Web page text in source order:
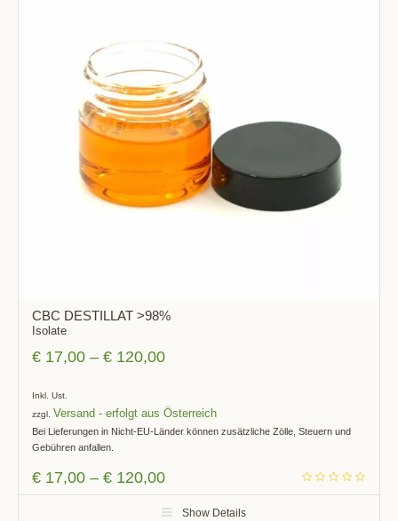
CBC DESTILLAT >98%
Isolate
€ 17,00 –€ 120,00
Inkl. Ust.
zzgl. Versand
Bei Lieferungen in Nicht-EU-Länder können zusätzliche Zölle, Steuern und
Gebühren anfallen.
€ 17,00 –€ 120,00
Show Details